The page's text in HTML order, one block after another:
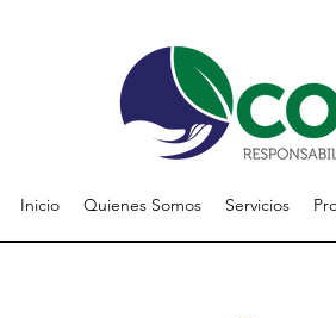
Inicio Quienes Somos Servicios